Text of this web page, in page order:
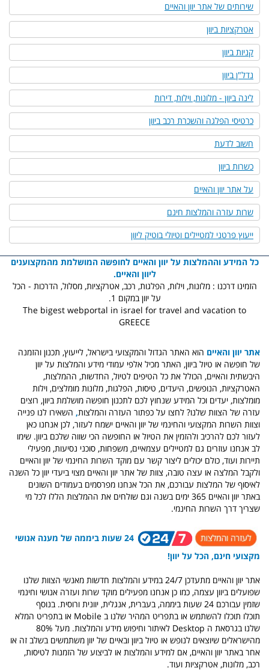
שירותים של אתר יוון והאיים
אטרקציות ביוון
קניות ביוון
נדל"ן ביוון
לינה ביוון - מלונות, וילות, דירות
כרטיסי הפלגה והשכרת רכב ביוון
חשוב לדעת
כשרות ביוון
על אתר יוון והאיים
שרות עזרה והמלצות חינם
ייעוץ פרטני למטיילים וטיולי בוטיק ליוון
כל המידע וההמלצות על יוון והאיים לחופשה המושלמת מהמקצוענים
ליוון והאיים.
הזמינו דרכנו : מלונות, וילות, הפלגות, רכב, אטרקציות, מסלול, הדרכות - הכל
על יוון במקום 1.
The bigest webportal in israel for travel and vacation to
GREECE
אתר יוון והאיים הוא האתר הגדול והמקצועי בישראל, לייעוץ, תכנון והזמנה
של חופשה או טיול ביוון, האתר מכיל אלפי עמודי מידע והמלצות על יוון
היבשתית והאיים, הכולל את כל הטיפים לטיול, החדשות, ההמלצות,
האטרקציות, הנופשים, היעדים, טיסות, הפלגות, מלונות מומלצים, וילות
מומלצות, יעדים וכל המידע שנחוץ לכם לתכנון חופשה מושלמת ביוון, רוצים
עזרה של הצוות שלנו? לחצו על כפתור העזרה והמלצות, השאירו לנו פנייה
וצוות השרות המקצועי והחינמי של יוון והאיים ישמח לעזור, לכן אנחנו כאן
לעזור לכם להרכיב ולהזמין את הטיול או החופשה הכי שווה שלכם ביוון. שימו
לב אנחנו עוזרים גם למטיילים עצמאיים, משפחות, סוכני נסיעות, מפעילי
תיירות ועוד, כולם יכולים ליצור קשר עם מוקד השרות החינמי של יוון והאיים
ולקבל המלצה או עצה טובה, צוות של אתר יוון והאיים מצוי ביעדי יוון כל השנה
לאיסוף של המלצות עבורכם, את הכל אנחנו מפרסמים בעמודים השונים
באתר יוון והאיים 365 ימים בשנה וגם שולחים את ההמלצות הללו לכל מי
שצריך דרך השרות החינמי.
24 שעות ביממה של מענה אנושי
מקצועי חינם, הכל על יוון!
אתר יוון והאיים מתעדכן 24/7 במידע והמלצות חדשות מאנשי הצוות שלנו
שפועלים ביוון עצמה, כמו כן אנחנו מפעילים מוקד שרות ועזרה אנושי וחינמי
שזמין עבורכם 24 שעות ביממה, בעברית, אנגלית, יוונית ורוסית. בנוסף
תוכלו תוכלו להשתמש או בתפריט המהיר שלנו ב Mobile או בתפריט המלא
שלנו בגרסאת ה Desktop לאיתור וחיפוש מידע והמלצות. מעל 80%
מהישראלים שיוצאים לנופש או טיול ביוון ובאיים של יוון משתמשים בשלב זה או
אחר באתר יוון והאיים, אם למידע והמלצות או לביצוע של הזמנות לטיסות,
רכב, מלונות, אטרקציות ועוד.